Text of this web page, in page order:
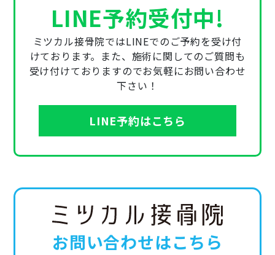
LINE予約受付中!
ミツカル接骨院ではLINEでのご予約を受け付
けております。また、施術に関してのご質問も
受け付けておりますのでお気軽にお問い合わせ
下さい！
LINE予約はこちら
お問い合わせはこちら